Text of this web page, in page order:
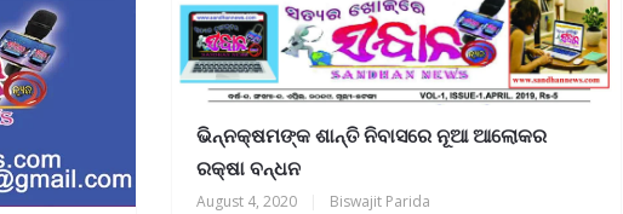
ଭିନ୍ନକ୍ଷମଙ୍କ ଶାନ୍ତି ନିବାସରେ ନୂଆ ଆଲୋକର
ରକ୍ଷା ବନ୍ଧନ
August 4, 2020 Biswajit Parida